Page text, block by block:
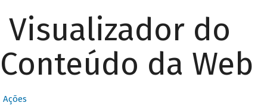
Visualizador do
Conteúdo da Web
Ações